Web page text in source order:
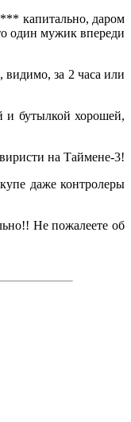
капитально, даром
один мужик впереди
видимо, за 2 часа или
и бутылкой хорошей,
на Таймене-3!
даже контролеры
Не пожалеете об